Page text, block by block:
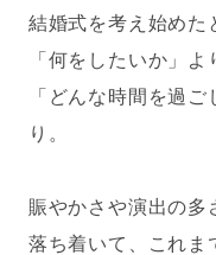
結婚式を考え始めた
「何をしたいか」よ
「どんな時間を過
り。
賑やかさや演出の多
落ち着いて、これま